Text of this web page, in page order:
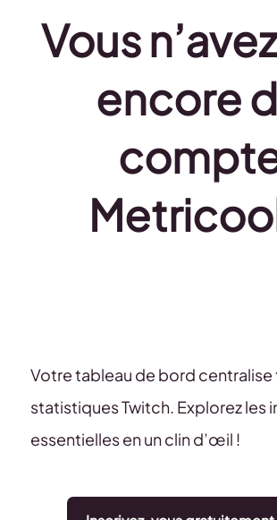
Vous
encore
Votre tableau de bord centralise
statistiques Twitch. Explorez les
essentielles en un clin d’œil !